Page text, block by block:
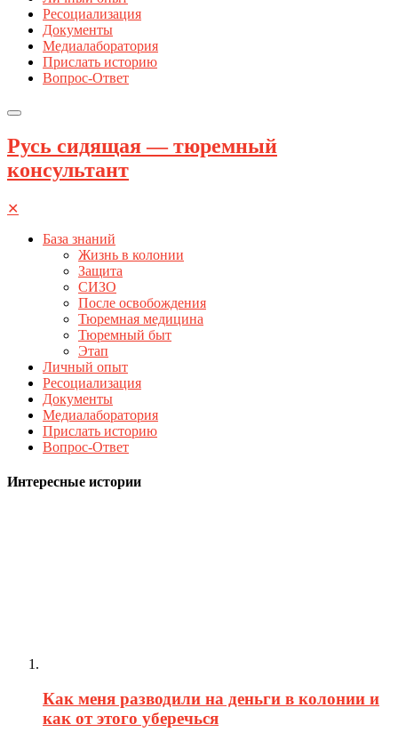
Ресоциализация
Документы
Медиалаборатория
Прислать историю
Вопрос-Ответ
Русь сидящая — тюремный
консультант
✕
База знаний
Жизнь в колонии
Защита
СИЗО
После освобождения
Тюремная медицина
Тюремный быт
Этап
Личный опыт
Ресоциализация
Документы
Медиалаборатория
Прислать историю
Вопрос-Ответ
Интересные истории
Как меня разводили на деньги в колонии и
как от этого уберечься